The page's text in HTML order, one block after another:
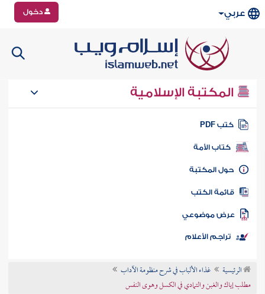
عربي دخول
المكتبة الإسلامية
كتب PDF
كتاب الأمة
المكتبة
الكتب
موضوعي
تراجم الأعلام
الرئيسية
غذاء الألباب في شرح منظومة الآداب
مطلب إياك والغبن والتمادي في الكسل وهوى النفس